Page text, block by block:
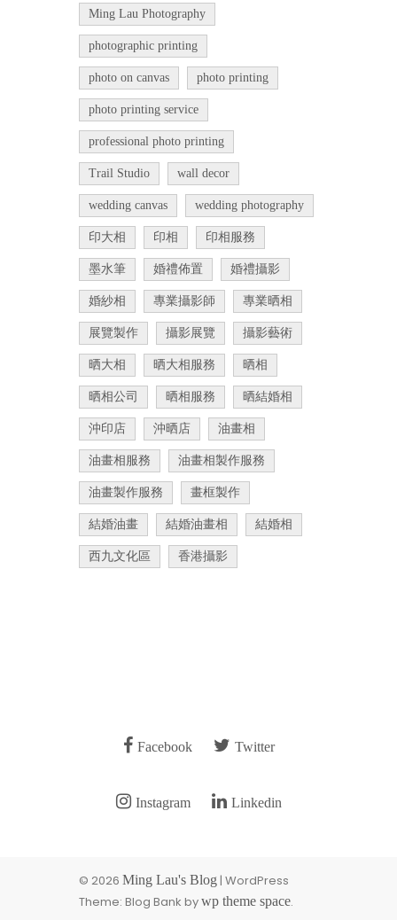
Ming Lau Photography
photographic printing
photo on canvas photo printing
photo printing service
professional photo printing
Trail Studio wall decor
wedding canvas wedding photography
印大相 印相 印相服務
墨水筆 婚禮佈置 婚禮攝影
婚紗相 專業攝影師 專業晒相
展覽製作 攝影展覽 攝影藝術
晒大相 晒大相服務 晒相
晒相公司 晒相服務 晒結婚相
沖印店 沖晒店 油畫相
油畫相服務 油畫相製作服務
油畫製作服務 畫框製作
結婚油畫 結婚油畫相 結婚相
西九文化區 香港攝影
Facebook Twitter
Instagram Linkedin
© 2026 Ming Lau's Blog | WordPress
Theme: Blog Bank bywp theme space.